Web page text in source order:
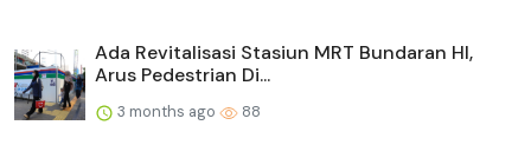
Ada Revitalisasi Stasiun MRT Bundaran HI,
Arus Pedestrian Di...
3 months ago 88